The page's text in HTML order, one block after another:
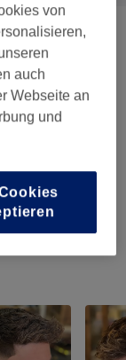
ab 35 €
ab 25 €
von
auch
Webseite an
und